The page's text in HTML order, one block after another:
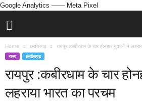
Google Analytics —— Meta Pixel
Home छत्तीसगढ़ रायपुर :कबीरधाम के चार होनहार युवाओं ने
राज्य छत्तीसगढ़
रायपुर :कबीरधाम के चार
लहराया भारत का परचम